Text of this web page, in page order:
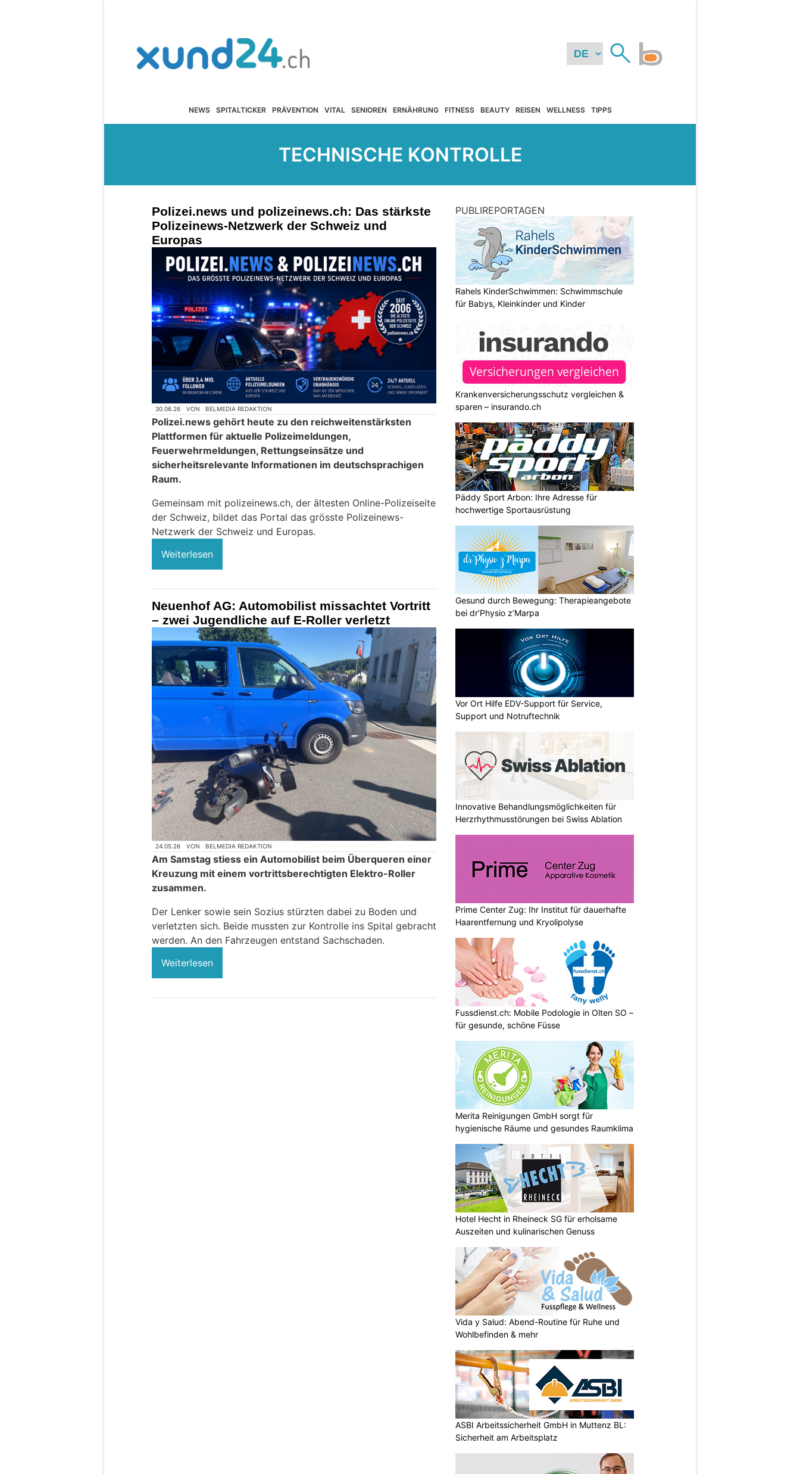
NEWS SPITALTICKER PRÄVENTION VITAL SENIOREN ERNÄHRUNG FITNESS BEAUTY REISEN WELLNESS TIPPS
TECHNISCHE KONTROLLE
Polizei.news und polizeinews.ch: Das stärkste
Polizeinews-Netzwerk der Schweiz und
Europas
30.06.26 VON BELMEDIA REDAKTION
Polizei.news gehört heute zu den reichweitenstärksten
Plattformen für aktuelle Polizeimeldungen,
Feuerwehrmeldungen, Rettungseinsätze und
sicherheitsrelevante Informationen im deutschsprachigen
Raum.
Gemeinsam mit polizeinews.ch, der ältesten Online-Polizeiseite
der Schweiz, bildet das Portal das grösste Polizeinews-
Netzwerk der Schweiz und Europas.
Weiterlesen
Neuenhof AG: Automobilist missachtet Vortritt
– zwei Jugendliche auf E-Roller verletzt
24.05.26 VON BELMEDIA REDAKTION
Am Samstag stiess ein Automobilist beim Überqueren einer
Kreuzung mit einem vortrittsberechtigten Elektro-Roller
zusammen.
Der Lenker sowie sein Sozius stürzten dabei zu Boden und
verletzten sich. Beide mussten zur Kontrolle ins Spital gebracht
werden. An den Fahrzeugen entstand Sachschaden.
Weiterlesen
PUBLIREPORTAGEN
Rahels KinderSchwimmen: Schwimmschule
für Babys, Kleinkinder und Kinder
Krankenversicherungsschutz vergleichen &
sparen – insurando.ch
Päddy Sport Arbon: Ihre Adresse für
hochwertige Sportausrüstung
Gesund durch Bewegung: Therapieangebote
bei dr’Physio z’Marpa
Vor Ort Hilfe EDV-Support für Service,
Support und Notruftechnik
Innovative Behandlungsmöglichkeiten für
Herzrhythmusstörungen bei Swiss Ablation
Prime Center Zug: Ihr Institut für dauerhafte
Haarentfernung und Kryolipolyse
Fussdienst.ch: Mobile Podologie in Olten SO –
für gesunde, schöne Füsse
Merita Reinigungen GmbH sorgt für
hygienische Räume und gesundes Raumklima
Hotel Hecht in Rheineck SG für erholsame
Auszeiten und kulinarischen Genuss
Vida y Salud: Abend-Routine für Ruhe und
Wohlbefinden & mehr
ASBI Arbeitssicherheit GmbH in Muttenz BL:
Sicherheit am Arbeitsplatz